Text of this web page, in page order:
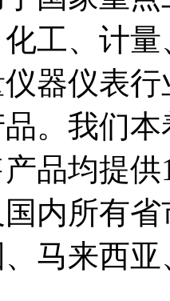
工、计
器仪表
。我们
品均提
内所有
马来西